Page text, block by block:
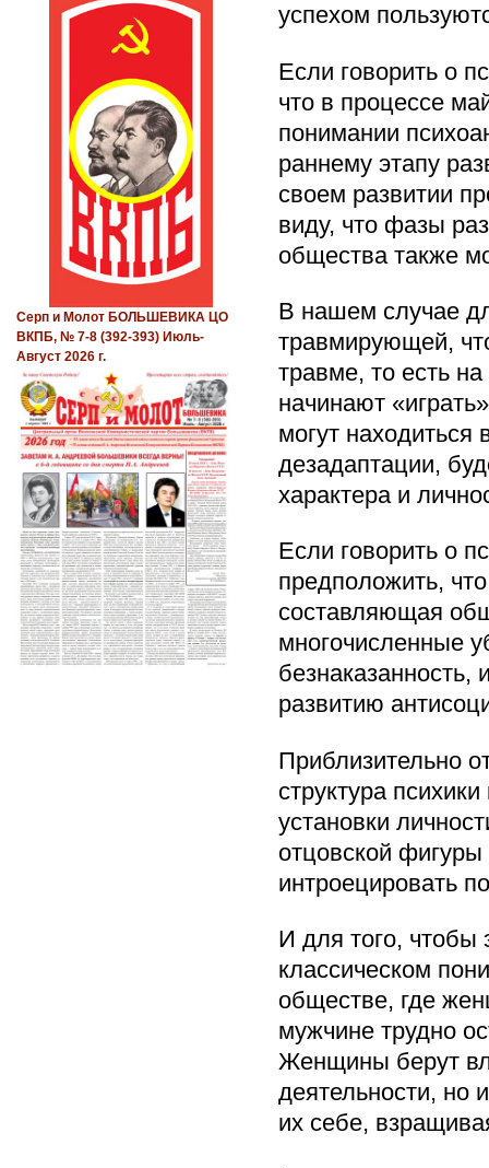
успехом
Если говорить о
что в процессе
понимании
раннему этапу
своем развитии
виду, что фазы
общества также
В нашем случае
травмирующей,
травме, то есть
начинают
могут находиться
дезадаптации,
характера и
Если говорить о
предположить,
составляющая
многочисленные
развитию
Приблизительно
структура
установки
отцовской фигуры
интроецировать
И для того,
классическом
обществе, где
мужчине трудно
Женщины берут
деятельности, но
их себе,
Серп и Молот БОЛЬШЕВИКА ЦО
ВКПБ, № 7-8 (392-393) Июль-
Август 2026 г.